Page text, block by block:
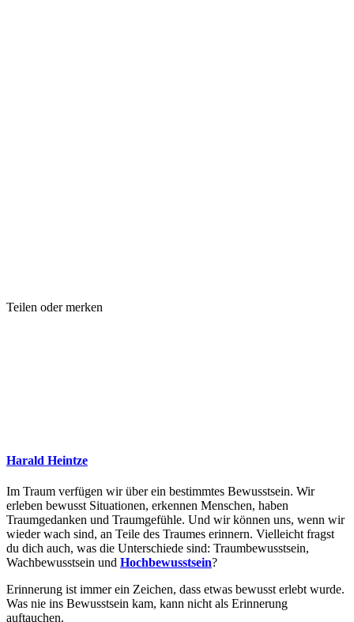
Teilen oder merken
Harald Heintze
Im Traum verfügen wir über ein bestimmtes Bewusstsein. Wir
erleben bewusst Situationen, erkennen Menschen, haben
Traumgedanken und Traumgefühle. Und wir können uns, wenn wir
wieder wach sind, an Teile des Traumes erinnern. Vielleicht fragst
du dich auch, was die Unterschiede sind: Traumbewusstsein,
Wachbewusstsein und Hochbewusstsein?
Erinnerung ist immer ein Zeichen, dass etwas bewusst erlebt wurde.
Was nie ins Bewusstsein kam, kann nicht als Erinnerung
auftauchen.